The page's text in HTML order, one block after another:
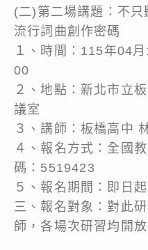
(二)第二場講題：不
流行詞曲創作密碼
１、時間：115年04
00
２、地點：新北市立
議室
３、講師：板橋高中
４、報名方式：全國
碼：5519423
５、報名期間：即日
三、報名對象：對此
師，各場次研習均開